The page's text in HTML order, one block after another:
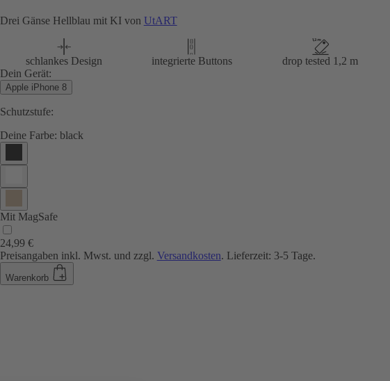
Drei Gänse Hellblau mit KI von UtART
schlankes Design integrierte Buttons
drop tested 1,2 m
Dein Gerät:
Apple iPhone 8
Schutzstufe:
Deine Farbe: black
Mit MagSafe
24,99 €
Preisangaben inkl. Mwst. und zzgl. Versandkosten. Lieferzeit: 3-5 Tage.
Warenkorb